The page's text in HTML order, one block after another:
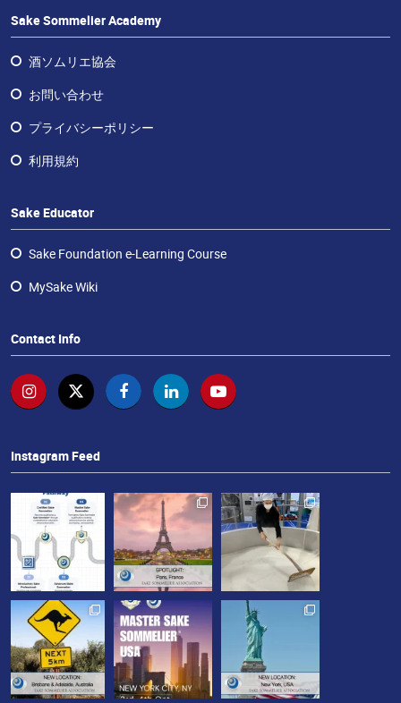
Sake Sommelier Academy
酒ソムリエ協会
お問い合わせ
プライバシーポリシー
利用規約
Sake Educator
Sake Foundation e-Learning Course
MySake Wiki
Contact Info
Instagram Feed